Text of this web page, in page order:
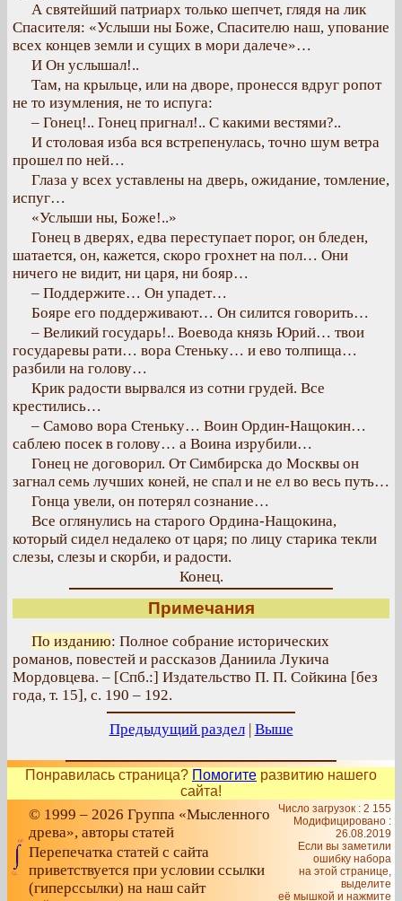
А святейший патриарх только шепчет, глядя на лик
Спасителя: «Услыши ны Боже, Спасителю наш, упование
всех концев земли и сущих в мори далече»…
И Он услышал!..
Там, на крыльце, или на дворе, пронесся вдруг ропот
не то изумления, не то испуга:
– Гонец!.. Гонец пригнал!.. С какими вестями?..
И столовая изба вся встрепенулась, точно шум ветра
прошел по ней…
Глаза у всех уставлены на дверь, ожидание, томление,
испуг…
«Услыши ны, Боже!..»
Гонец в дверях, едва переступает порог, он бледен,
шатается, он, кажется, скоро грохнет на пол… Они
ничего не видит, ни царя, ни бояр…
– Поддержите… Он упадет…
Бояре его поддерживают… Он силится говорить…
– Великий государь!.. Воевода князь Юрий… твои
государевы рати… вора Стеньку… и ево толпища…
разбили на голову…
Крик радости вырвался из сотни грудей. Все
крестились…
– Самово вора Стеньку… Воин Ордин-Нащокин…
саблею посек в голову… а Воина изрубили…
Гонец не договорил. От Симбирска до Москвы он
загнал семь лучших коней, не спал и не ел во весь путь…
Гонца увели, он потерял сознание…
Все оглянулись на старого Ордина-Нащокина,
который сидел недалеко от царя; по лицу старика текли
слезы, слезы и скорби, и радости.
Конец.
Примечания
По изданию: Полное собрание исторических
романов, повестей и рассказов Даниила Лукича
Мордовцева. – [Спб.:] Издательство П. П. Сойкина [без
года, т. 15], с. 190 – 192.
Предыдущий раздел| Выше
Понравилась страница? Помогите развитию нашего
сайта!
© 1999 – 2026 Группа «Мысленного
древа», авторы статей
Перепечатка статей с сайта
приветствуется при условии ссылки
(гиперссылки) на наш сайт
Число загрузок : 2 155
Модифицировано :
26.08.2019
Если вы заметили
ошибку набора
на этой странице,
выделите
её мышкой и нажмите